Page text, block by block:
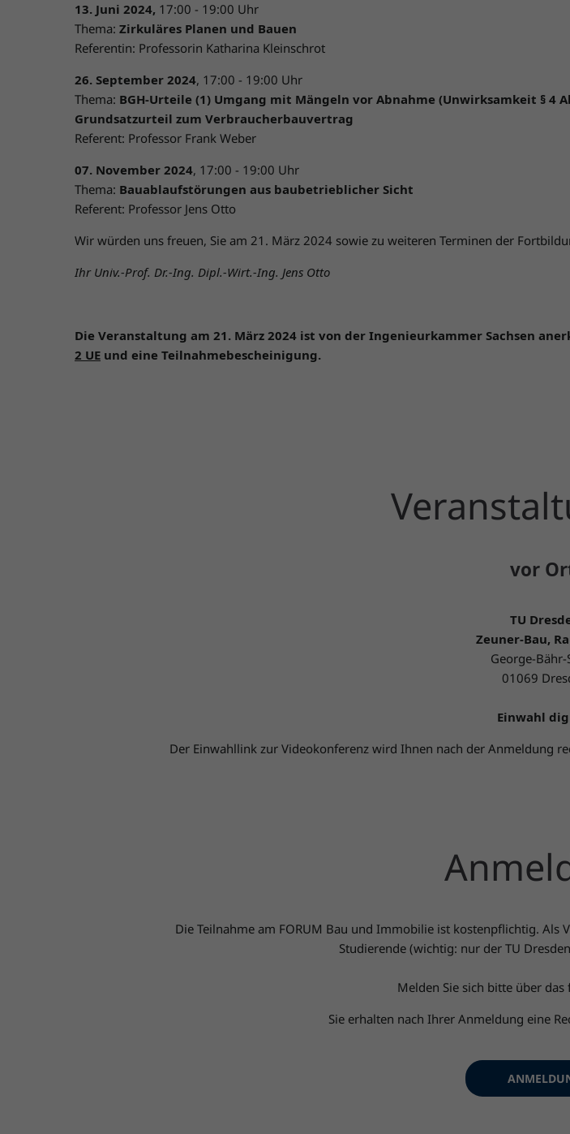
13. Juni 2024, 17:00 - 19:00 Uhr
Thema: Zirkuläres Planen und Bauen
Referentin: Professorin Katharina Kleinschrot
26. September 2024, 17:00 - 19:00 Uhr
Thema: BGH-Urteile (1) Umgang mit Mängeln vor Abnahme (Unwirksamkeit § 4
Grundsatzurteil zum Verbraucherbauvertrag
Referent: Professor Frank Weber
07. November 2024, 17:00 - 19:00 Uhr
Thema: Bauablaufstörungen aus baubetrieblicher Sicht
Referent: Professor Jens Otto
Wir würden uns freuen, Sie am 21. März 2024 sowie zu weiteren Terminen der
Ihr Univ.-Prof. Dr.-Ing. Dipl.-Wirt.-Ing. Jens Otto
Die Veranstaltung am 21. März 2024 ist von der Ingenieurkammer Sachsen
2 UE und eine Teilnahmebescheinigung.
vor
TU
Zeuner-Bau,
George-Bähr-
01069
Einwahl
Der Einwahllink zur Videokonferenz wird Ihnen nach der Anmeldung
Die Teilnahme am FORUM Bau und Immobilie ist kostenpflichtig. Als
Studierende (wichtig: nur der TU
Melden Sie sich bitte über
Sie erhalten nach Ihrer Anmeldung eine